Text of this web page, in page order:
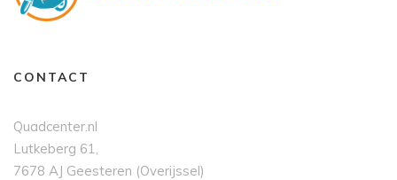
CONTACT
Quadcenter.nl
Lutkeberg 61,
7678 AJ Geesteren (Overijssel)